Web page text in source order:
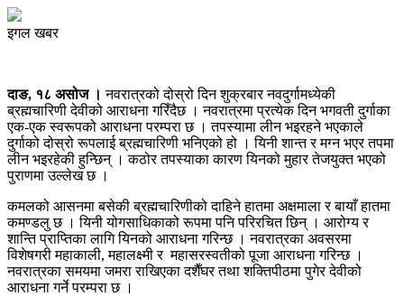
इगल खबर
दाङ, १८ असोज । नवरात्रको दोस्रो दिन शुक्रबार नवदुर्गामध्येकी
ब्रह्मचारिणी देवीको आराधना गरिँदैछ । नवरात्रमा प्रत्येक दिन भगवती दुर्गाका
एक-एक स्वरूपको आराधना परम्परा छ । तपस्यामा लीन भइरहने भएकाले
दुर्गाको दोस्रो रूपलाई ब्रह्मचारिणी भनिएको हो । यिनी शान्त र मग्न भएर तपमा
लीन भइरहेकी हुन्छिन् । कठोर तपस्याका कारण यिनको मुहार तेजयुक्त भएको
पुराणमा उल्लेख छ ।
कमलको आसनमा बसेकी ब्रह्मचारिणीको दाहिने हातमा अक्षमाला र बायाँ हातमा
कमण्डलु छ । यिनी योगसाधिकाको रूपमा पनि परिरचित छिन् । आरोग्य र
शान्ति प्राप्तिका लागि यिनको आराधना गरिन्छ । नवरात्रका अवसरमा
विशेषगरी महाकाली, महालक्ष्मी र महासरस्वतीको पूजा आराधना गरिन्छ ।
नवरात्रका समयमा जमरा राखिएका दशैँघर तथा शक्तिपीठमा पुगेर देवीको
आराधना गर्ने परम्परा छ ।